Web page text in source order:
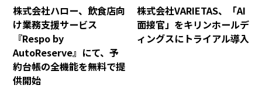
株式会社ハロー、飲食店向
け業務支援サービス
『Respo by
AutoReserve』にて、予
約台帳の全機能を無料で提
供開始
株式会社VARIETAS、「AI
面接官」をキリンホールデ
ィングスにトライアル導入